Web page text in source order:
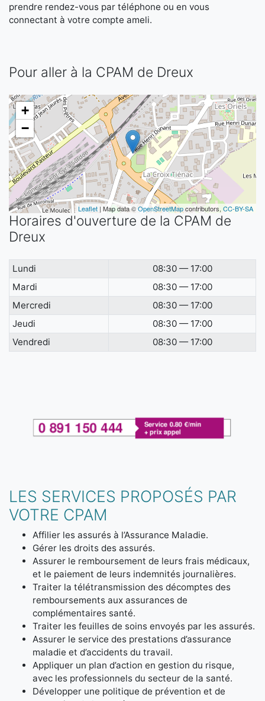
prendre rendez-vous par téléphone ou en vous
connectant à votre compte ameli.
Pour aller à la CPAM de Dreux
+
−
Leaflet | Map data ©OpenStreetMapcontributors, CC-BY-SA
Horaires d'ouverture de la CPAM de
Dreux
Lundi
08:30 — 17:00
Mardi
08:30 — 17:00
Mercredi
08:30 — 17:00
Jeudi
08:30 — 17:00
Vendredi
08:30 — 17:00
LES SERVICES PROPOSÉS PAR
VOTRE CPAM
Affilier les assurés à l’Assurance Maladie.
Gérer les droits des assurés.
Assurer le remboursement de leurs frais médicaux,
et le paiement de leurs indemnités journalières.
Traiter la télétransmission des décomptes des
remboursements aux assurances de
complémentaires santé.
Traiter les feuilles de soins envoyés par les assurés.
Assurer le service des prestations d’assurance
maladie et d’accidents du travail.
Appliquer un plan d’action en gestion du risque,
avec les professionnels du secteur de la santé.
Développer une politique de prévention et de